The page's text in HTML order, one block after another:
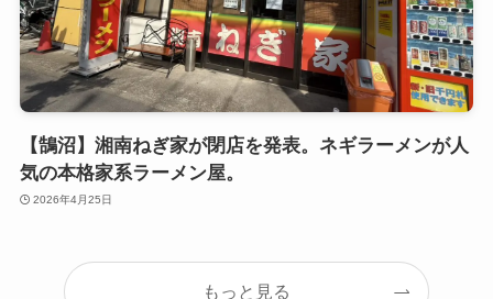
【鵠沼】湘南ねぎ家が閉店を発表。ネギラーメンが人
気の本格家系ラーメン屋。
2026年4月25日
もっと見る